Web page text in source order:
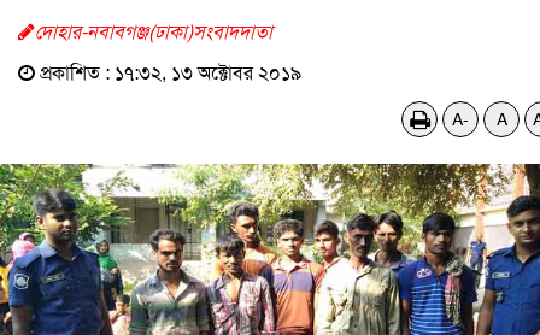
দোহার-নবাবগঞ্জ(ঢাকা)সংবাদদাতা
প্রকাশিত : ১৭:৩২, ১৩ অক্টোবর ২০১৯
A- A